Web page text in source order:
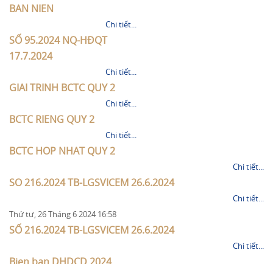
BAN NIEN
Chi tiết...
SỐ 95.2024 NQ-HĐQT
17.7.2024
Chi tiết...
GIAI TRINH BCTC QUY 2
Chi tiết...
BCTC RIENG QUY 2
Chi tiết...
BCTC HOP NHAT QUY 2
Chi tiết...
SO 216.2024 TB-LGSVICEM 26.6.2024
Chi tiết...
Thứ tư, 26 Tháng 6 2024 16:58
SỐ 216.2024 TB-LGSVICEM 26.6.2024
Chi tiết...